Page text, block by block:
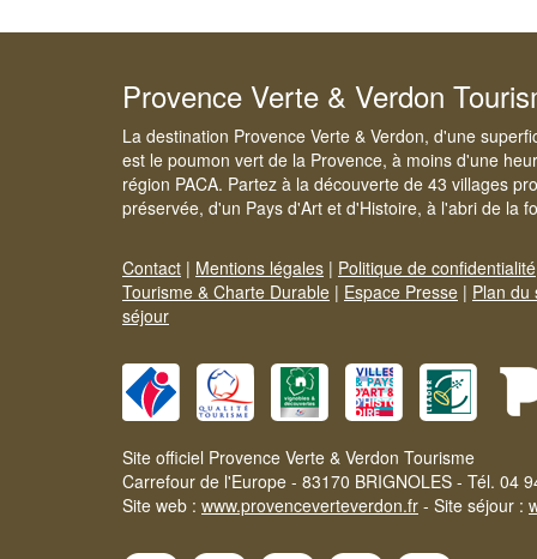
Provence Verte & Verdon
La destination Provence Verte & Verdon, d'une
est le poumon vert de la Provence, à moins d'une
région PACA. Partez à la découverte de 43 villages
préservée, d'un Pays d'Art et d'Histoire, à l'abri de la
Contact | Mentions légales | Politique de confidentialité
Tourisme & Charte Durable | Espace Presse | Plan du
séjour
Site officiel Provence Verte & Verdon Tourisme
Carrefour de l'Europe - 83170 BRIGNOLES - Tél. 04
Site web : www.provenceverteverdon.fr - Site séjour :